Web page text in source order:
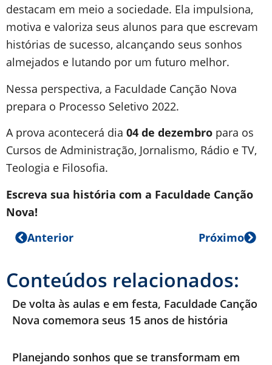
destacam em meio a sociedade. Ela impulsiona,
motiva e valoriza seus alunos para que escrevam
histórias de sucesso, alcançando seus sonhos
almejados e lutando por um futuro melhor.
Nessa perspectiva, a Faculdade Canção Nova
prepara o Processo Seletivo 2022.
A prova acontecerá dia 04 de dezembro para os
Cursos de Administração, Jornalismo, Rádio e TV,
Teologia e Filosofia.
Escreva sua história com a Faculdade Canção
Nova!
Anterior
Próximo
Conteúdos relacionados:
De volta às aulas e em festa, Faculdade Canção
Nova comemora seus 15 anos de história
Planejando sonhos que se transformam em